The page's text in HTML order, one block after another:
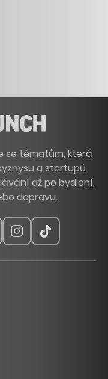
se tématům, která
a startupů
až po bydlení,
dopravu.